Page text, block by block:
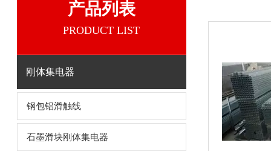
产品列表
PRODUCT LIST
刚体集电器
钢包铝滑触线
石墨滑块刚体集电器